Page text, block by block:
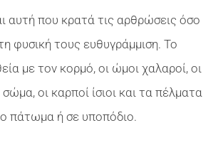
αυτή που κρατά τις αρθρώσεις όσο
φυσική τους ευθυγράμμιση. Το
με τον κορμό, οι ώμοι χαλαροί, οι
οι καρποί ίσιοι και τα πέλματα
πάτωμα ή σε υποπόδιο.